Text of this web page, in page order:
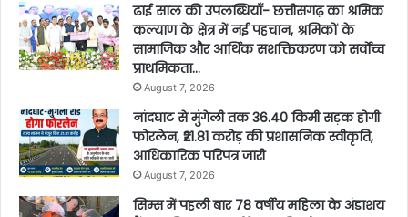
ढाई साल की उपलब्धियाँ- छत्तीसगढ़ का श्रमिक
कल्याण के क्षेत्र में नई पहचान, श्रमिकों के
सामाजिक और आर्थिक सशक्तिकरण को सर्वाेच्च
प्राथमिकता…
August 7, 2026
नांदघाट से मुंगेली तक 36.40 किमी सड़क होगी
फोरलेन, ₹21.81 करोड़ की प्रशासनिक स्वीकृति,
आधिकारिक परिपत्र जारी
August 7, 2026
सिम्स में पहली बार 78 वर्षीय महिला के अंडाशय